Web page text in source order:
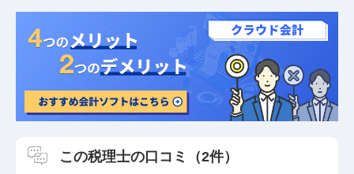
この税理士の口コミ（2件）